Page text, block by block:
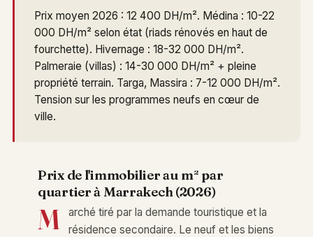
Prix moyen 2026 : 12 400 DH/m². Médina : 10-22
000 DH/m² selon état (riads rénovés en haut de
fourchette). Hivernage : 18-32 000 DH/m².
Palmeraie (villas) : 14-30 000 DH/m² + pleine
propriété terrain. Targa, Massira : 7-12 000 DH/m².
Tension sur les programmes neufs en cœur de
ville.
Prix de l'immobilier au m² par
quartier à Marrakech (2026)
M
arché tiré par la demande touristique et la
résidence secondaire. Le neuf et les biens